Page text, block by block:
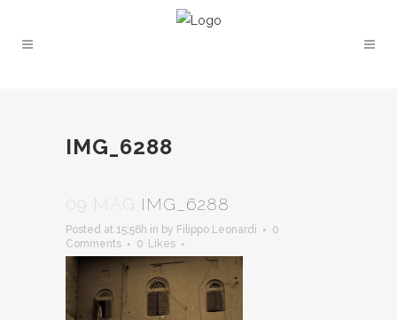
IMG_6288
09 MAG IMG_6288
Posted at 15:56h in by Filippo Leonardi
0
Comments
0 Likes